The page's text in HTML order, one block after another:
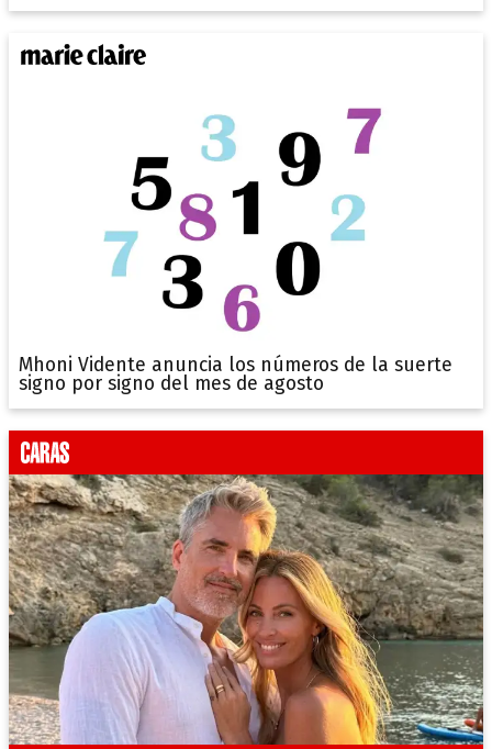
Mhoni Vidente anuncia los números de la suerte
signo por signo del mes de agosto